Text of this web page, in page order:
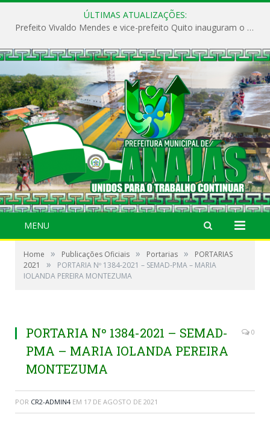
ÚLTIMAS ATUALIZAÇÕES:
Prefeito Vivaldo Mendes e vice-prefeito Quito inauguram o CAPS e fortalecem a saúde pública em Anajás.
MENU
Home » Publicações Oficiais » Portarias »
PORTARIAS
2021
»
PORTARIA Nº 1384-2021 – SEMAD-PMA – MARIA
IOLANDA PEREIRA MONTEZUMA
PORTARIA Nº 1384-2021 – SEMAD-
PMA – MARIA IOLANDA PEREIRA
MONTEZUMA
0
POR CR2-ADMIN4 EM 17 DE AGOSTO DE 2021